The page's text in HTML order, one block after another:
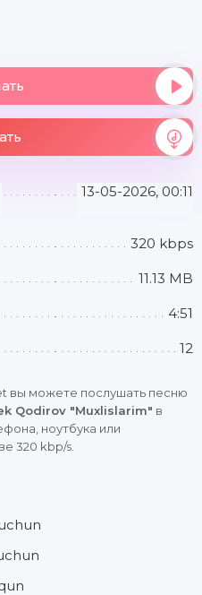
13-05-2026, 00:11
320 kbps
11.13 MB
4:51
12
вы можете послушать песню
Qodirov "Muxlislarim" в
ноутбука или
320 kbp/s.